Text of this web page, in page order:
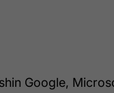
Google,